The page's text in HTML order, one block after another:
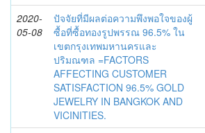
2020-
05-08
ปัจจัยที่มีผลต่อความพึงพอใจของผู้
ซื้อที่ซื้อทองรูปพรรณ 96.5% ใน
เขตกรุงเทพมหานครและ
ปริมณฑล =FACTORS
AFFECTING CUSTOMER
SATISFACTION 96.5% GOLD
JEWELRY IN BANGKOK AND
VICINITIES.